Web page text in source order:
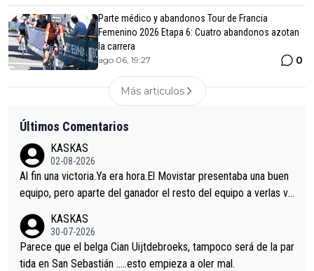
Parte médico y abandonos Tour de Francia
Femenino 2026 Etapa 6: Cuatro abandonos azotan
la carrera
ago 06, 19:27 0
Más articulos
Últimos Comentarios
KASKAS
02-08-2026
Al fin una victoria.Ya era hora.El Movistar presentaba una buen
equipo, pero aparte del ganador el resto del equipo a verlas ve
s.La única buena noticia es la mejoría de Enric Más en San Seb
astian.Si en la Vuelta a Burgos sigue la mejoría, podríamos ten
er alguna sorpresa en la Vuelta.Ojalá.
KASKAS
30-07-2026
Parece que el belga Cian Uijtdebroeks, tampoco será de la par
tida en San Sebastián …..esto empieza a oler mal.